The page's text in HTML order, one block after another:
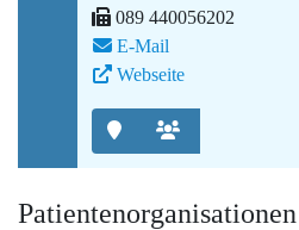
089 440056202
E-Mail
Webseite
Patientenorganisationen